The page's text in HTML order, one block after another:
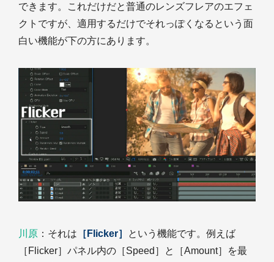
できます。これだけだと普通のレンズフレアのエフェ
クトですが、適用するだけでそれっぽくなるという面
白い機能が下の方にあります。
川原 ：それは ［Flicker］
という機能です。例えば
［Flicker］パネル内の［Speed］と［Amount］を最